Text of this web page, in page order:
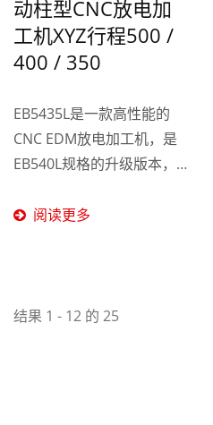
动柱型CNC放电加
工机XYZ行程500 /
400 / 350
EB5435L是一款高性能的
CNC EDM放电加工机，是
EB540L规格的升级版本，
泛的应用范围。具有与
的稳定性和刚性。此结构设
阅读更多
结果 1 - 12 的 25